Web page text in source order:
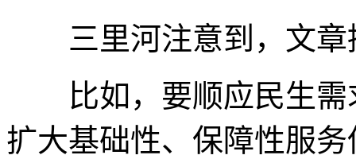
三里河注意到，文章
比如，要顺应民生需
扩大基础性、保障性服